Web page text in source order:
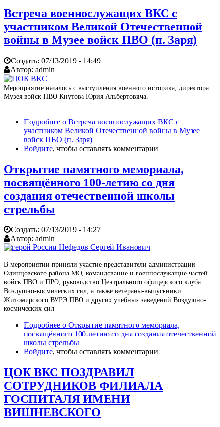
Встреча военнослужащих ВКС с
участником Великой Отечественной
войны в Музее войск ПВО (п. Заря)
Создать: 07/13/2019 - 14:49
Автор: admin
Мероприятие началось с выступления военного историка, директора
Музея войск ПВО Кнутова Юрия Альбертовича.
Подробнее о Встреча военнослужащих ВКС с
участником Великой Отечественной войны в Музее
войск ПВО (п. Заря)
Войдите, чтобы оставлять комментарии
Открытие памятного мемориала,
посвящённого 100-летию со дня
создания отечественной школы
стрельбы
Создать: 07/13/2019 - 14:27
Автор: admin
В мероприятии приняли участие представители администрации
Одинцовского района МО, командование и военнослужащие частей
войск ПВО и ПРО, руководство Центрального офицерского клуба
Воздушно-космических сил, а также ветераны-выпускники
Житомирского ВУРЭ ПВО и других учебных заведений Воздушно-
космических сил.
Подробнее о Открытие памятного мемориала,
посвящённого 100-летию со дня создания отечественной
школы стрельбы
Войдите, чтобы оставлять комментарии
ЦОК ВКС ПОЗДРАВИЛ
СОТРУДНИКОВ ФИЛИАЛА
ГОСПИТАЛЯ ИМЕНИ
ВИШНЕВСКОГО